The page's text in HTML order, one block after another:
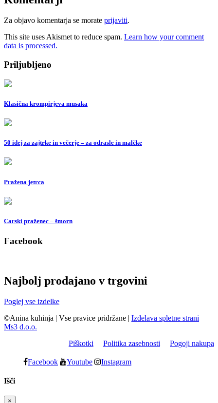
Za objavo komentarja se morate prijaviti.
This site uses Akismet to reduce spam. Learn how your comment
data is processed.
Priljubljeno
Klasična krompirjeva musaka
50 idej za zajtrke in večerje – za odrasle in malčke
Pražena jetrca
Carski praženec – šmorn
Facebook
Najbolj prodajano v trgovini
Poglej vse izdelke
©Anina kuhinja | Vse pravice pridržane | Izdelava spletne strani
Ms3 d.o.o.
Piškotki
Politika zasebnosti Pogoji nakupa
Facebook Youtube Instagram
Išči
×